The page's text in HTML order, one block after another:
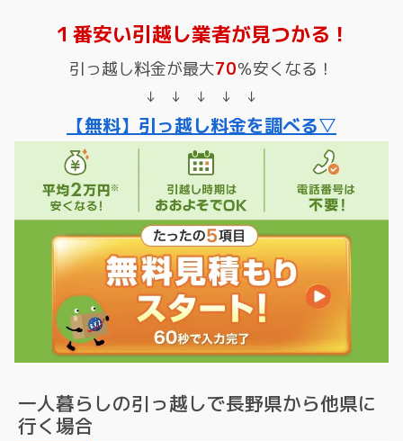
１番安い引越し業者が見つかる！
引っ越し料金が最大70％安くなる！
↓ ↓ ↓ ↓ ↓
【無料】引っ越し料金を調べる▽
一人暮らしの引っ越しで長野県から他県に
行く場合